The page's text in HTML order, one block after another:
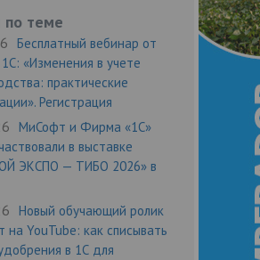
по теме
Бесплатный вебинар от
«Изменения в учете
практические
Регистрация
МиСофт и Фирма «1С»
в выставке
ЭКСПО — ТИБО 2026» в
Новый обучающий ролик
YouTube: как списывать
в 1С для